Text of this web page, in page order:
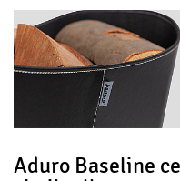
Aduro Baseline